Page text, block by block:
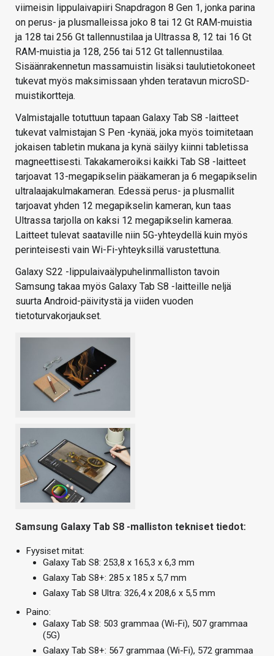
viimeisin lippulaivapiiri Snapdragon 8 Gen 1, jonka parina
on perus- ja plusmalleissa joko 8 tai 12 Gt RAM-muistia
ja 128 tai 256 Gt tallennustilaa ja Ultrassa 8, 12 tai 16 Gt
RAM-muistia ja 128, 256 tai 512 Gt tallennustilaa.
Sisäänrakennetun massamuistin lisäksi taulutietokoneet
tukevat myös maksimissaan yhden teratavun microSD-
muistikortteja.
Valmistajalle totuttuun tapaan Galaxy Tab S8 -laitteet
tukevat valmistajan S Pen -kynää, joka myös toimitetaan
jokaisen tabletin mukana ja kynä säilyy kiinni tabletissa
magneettisesti. Takakameroiksi kaikki Tab S8 -laitteet
tarjoavat 13-megapikselin pääkameran ja 6 megapikselin
ultralaajakulmakameran. Edessä perus- ja plusmallit
tarjoavat yhden 12 megapikselin kameran, kun taas
Ultrassa tarjolla on kaksi 12 megapikselin kameraa.
Laitteet tulevat saataville niin 5G-yhteydellä kuin myös
perinteisesti vain Wi-Fi-yhteyksillä varustettuna.
Galaxy S22 -lippulaivaälypuhelinmalliston tavoin
Samsung takaa myös Galaxy Tab S8 -laitteille neljä
suurta Android-päivitystä ja viiden vuoden
tietoturvakorjaukset.
Samsung Galaxy Tab S8 -malliston tekniset tiedot:
Fyysiset mitat:
Galaxy Tab S8: 253,8 x 165,3 x 6,3 mm
Galaxy Tab S8+: 285 x 185 x 5,7 mm
Galaxy Tab S8 Ultra: 326,4 x 208,6 x 5,5 mm
Paino:
Galaxy Tab S8: 503 grammaa (Wi-Fi), 507 grammaa
(5G)
Galaxy Tab S8+: 567 grammaa (Wi-Fi), 572 grammaa